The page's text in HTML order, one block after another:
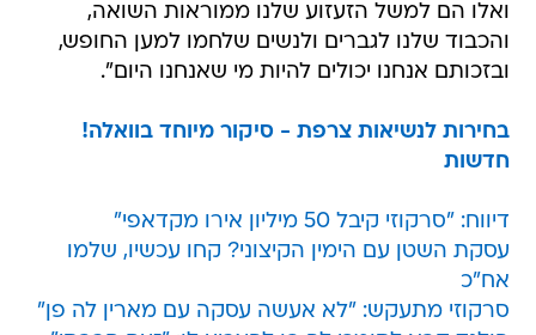
ואלו הם למשל הזעזוע שלנו ממוראות השואה,
והכבוד שלנו לגברים ולנשים שלחמו למען החופש,
ובזכותם אנחנו יכולים להיות מי שאנחנו היום".
בחירות לנשיאות צרפת - סיקור מיוחד בוואלה!
חדשות
דיווח: "סרקוזי קיבל 50 מיליון אירו מקדאפי"
עסקת השטן עם הימין הקיצוני? קחו עכשיו, שלמו
אח"כ
סרקוזי מתעקש: "לא אעשה עסקה עם מארין לה פן"